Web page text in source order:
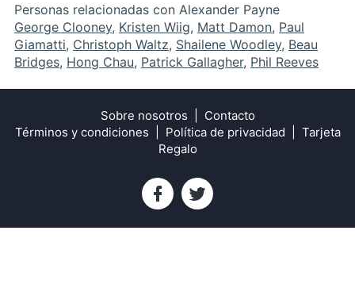
Personas relacionadas con Alexander Payne
George Clooney, Kristen Wiig, Matt Damon, Paul
Giamatti, Christoph Waltz, Shailene Woodley, Beau
Bridges, Hong Chau, Patrick Gallagher, Phil Reeves
Sobre nosotros
Contacto
Términos y condiciones
Política de privacidad
Tarjeta
Regalo